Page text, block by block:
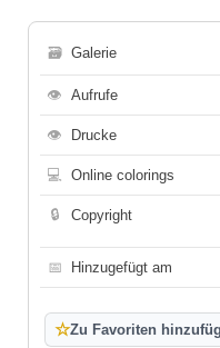
🗃 Galerie
👁 Aufrufe
👁 Drucke
💻 Online colorings
🔒 Copyright
📅 Hinzugefügt am
☆Zu Favoriten